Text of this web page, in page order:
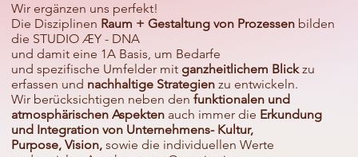
Wir ergänzen uns perfekt!
Die Disziplinen Raum + Gestaltung von Prozessen bilden
die STUDIO ÆY - DNA
und damit eine 1A Basis, um Bedarfe
und spezifische Umfelder mit ganzheitlichem Blickzu
erfassen und nachhaltige Strategien zu entwickeln.
Wir berücksichtigen neben denfunktionalen und
atmosphärischen Aspekten auch immer die Erkundung
und Integration von Unternehmens- Kultur,
Purpose, Vision,sowie die individuellen Werte